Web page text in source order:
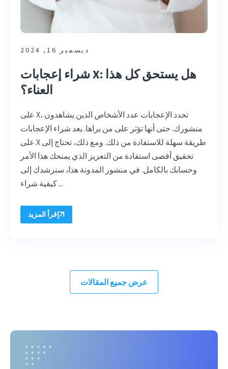
ديسمبر 16, 2024
شراء إعجابات X: هل يستحق كل هذا
العناء؟
على X، تحدد الإعجابات عدد الأشخاص الذين يشاهدون
منشورك. حتى أنها تؤثر على من يراها. يعد شراء الإعجابات
على X طريقة سهلة للاستفادة من ذلك. ومع ذلك، تحتاج إلى
تحقيق أقصى استفادة من التعزيز الذي يمنحك هذا الأمر
وحسابك بالكامل. في منشور المدونة هذا، سنرشدك إلى
كيفية شراء ...
إقرأ المزيد
عرض جميع المقالات